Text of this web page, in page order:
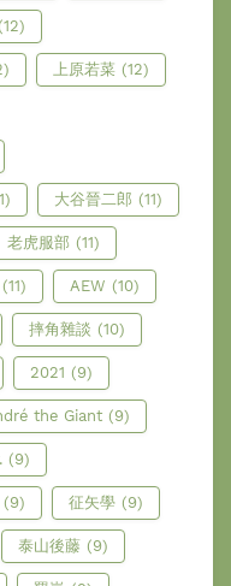
上原若菜 (12)
大谷晉二郎 (11)
老虎服部 (11)
(11) AEW (10)
摔角雜談 (10)
2021 (9)
the Giant (9)
(9)
(9) 征矢學 (9)
泰山後藤 (9)